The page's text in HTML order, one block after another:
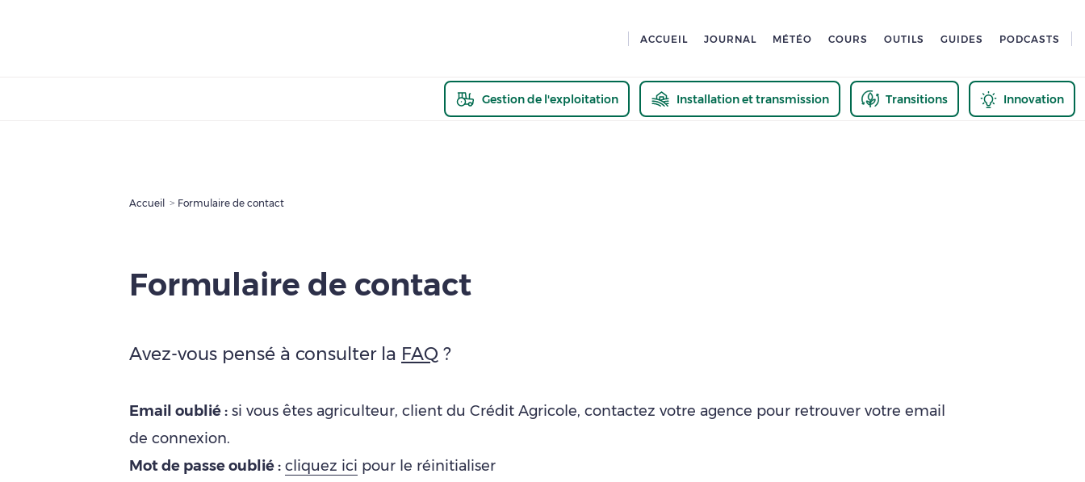
ACCUEIL JOURNAL MÉTÉO COURS OUTILS GUIDES PODCASTS
Gestion de l'exploitation Installation et transmission Transitions Innovation
Accueil Formulaire de contact
Formulaire de contact
Avez-vous pensé à consulter la FAQ ?
Email oublié : si vous êtes agriculteur, client du Crédit Agricole, contactez votre agence pour retrouver votre email
de connexion.
Mot de passe oublié : cliquez ici pour le réinitialiser